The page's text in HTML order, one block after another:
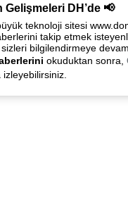
Gelişmeleri DH’de 📢
teknoloji sitesi
takip etmek
sizleri bilgilendirmeye
okuduktan sonra,
izleyebilirsiniz.